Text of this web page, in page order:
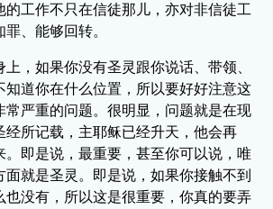
的工作不只在信徒那儿，亦对非信徒工
、能够回转。
上，如果你没有圣灵跟你说话、带领、
知道你在什么位置，所以要好好注意这
常严重的问题。很明显，问题就是在现
经所记载，主耶稣已经升天，他会再
。即是说，最重要，甚至你可以说，唯
面就是圣灵。即是说，如果你接触不到
也没有，所以这是很重要，你真的要弄